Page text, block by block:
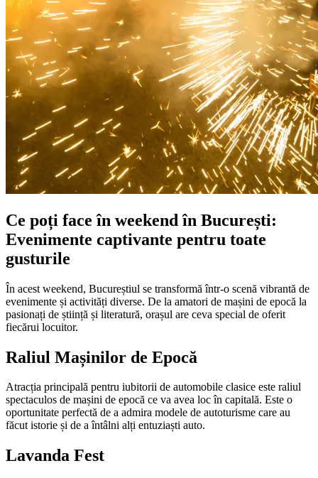
Ce poți face în weekend în București:
Evenimente captivante pentru toate
gusturile
În acest weekend, Bucureștiul se transformă într-o scenă vibrantă de
evenimente și activități diverse. De la amatori de mașini de epocă la
pasionați de știință și literatură, orașul are ceva special de oferit
fiecărui locuitor.
Raliul Mașinilor de Epocă
Atracția principală pentru iubitorii de automobile clasice este raliul
spectaculos de mașini de epocă ce va avea loc în capitală. Este o
oportunitate perfectă de a admira modele de autoturisme care au
făcut istorie și de a întâlni alți entuziaști auto.
Lavanda Fest